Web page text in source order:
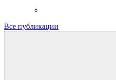
Все публикации